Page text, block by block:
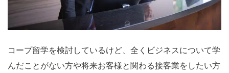
コープ留学を検討しているけど、全くビジネスについて学
んだことがない方や将来お客様と関わる接客業をしたい方